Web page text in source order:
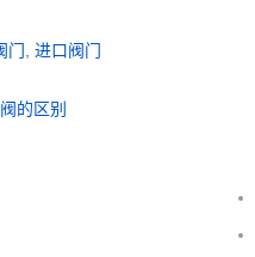
门
进口阀门
的区别